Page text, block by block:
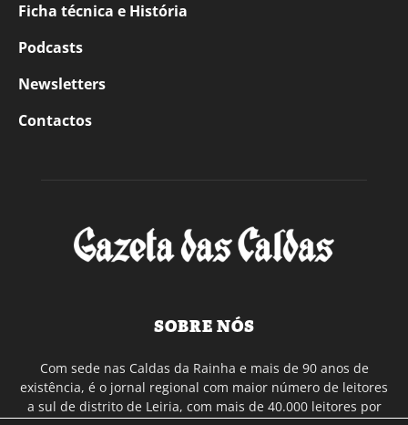
Ficha técnica e História
Podcasts
Newsletters
Contactos
SOBRE NÓS
Com sede nas Caldas da Rainha e mais de 90 anos de
existência, é o jornal regional com maior número de leitores
a sul de distrito de Leiria, com mais de 40.000 leitores por